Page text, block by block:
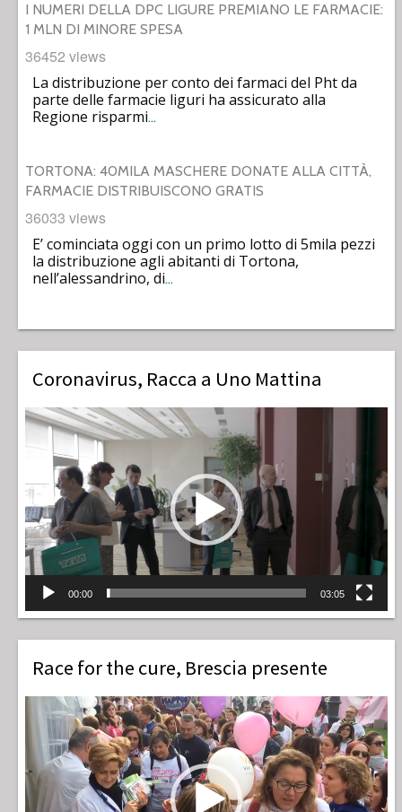
I NUMERI DELLA DPC LIGURE PREMIANO LE FARMACIE:
1 MLN DI MINORE SPESA
36452 views
La distribuzione per conto dei farmaci del Pht da
parte delle farmacie liguri ha assicurato alla
Regione risparmi…
TORTONA: 40MILA MASCHERE DONATE ALLA CITTÀ,
FARMACIE DISTRIBUISCONO GRATIS
36033 views
E’ cominciata oggi con un primo lotto di 5mila pezzi
la distribuzione agli abitanti di Tortona,
nell’alessandrino, di…
Coronavirus, Racca a Uno Mattina
Video
Player
00:00 03:05
Race for the cure, Brescia presente
Video
Player